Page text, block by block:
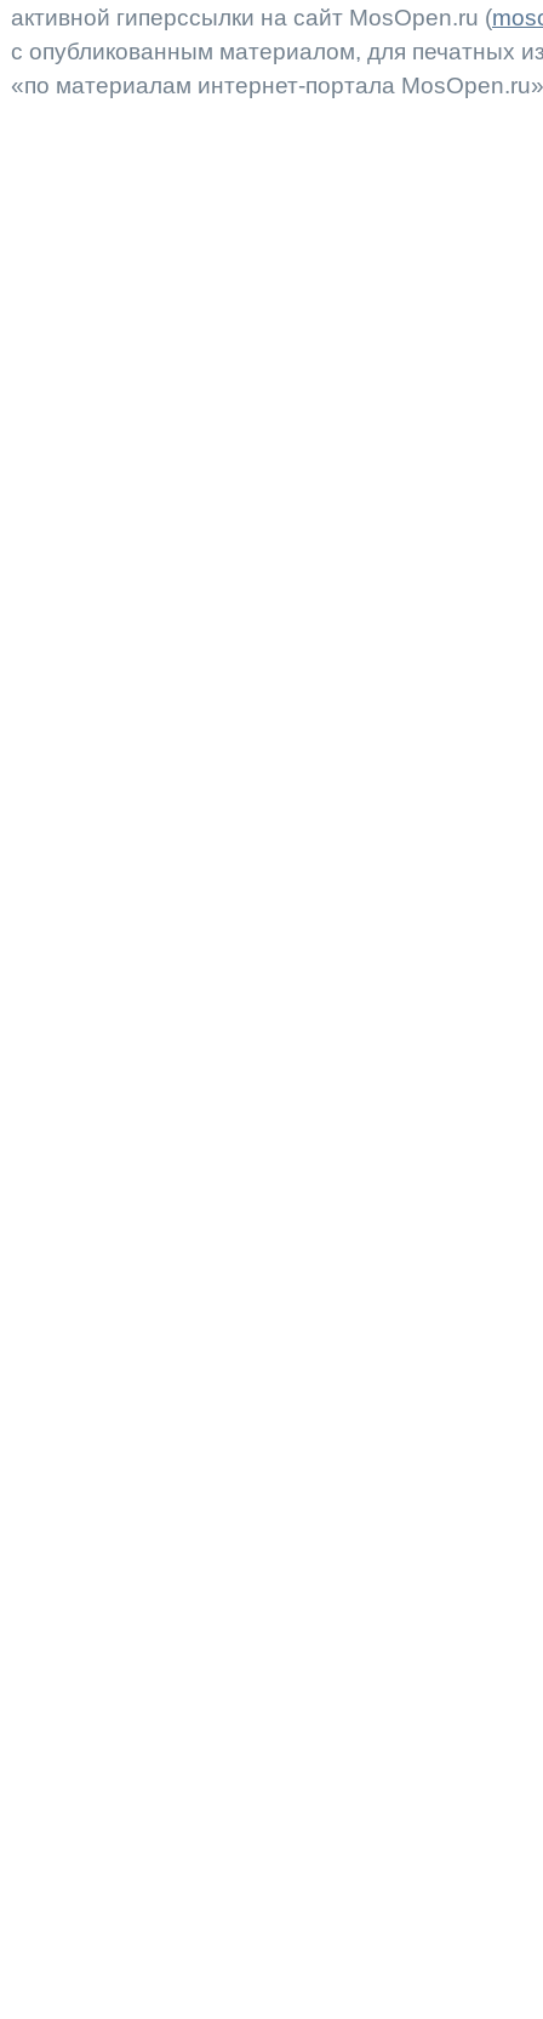
активной гиперссылки на сайт MosOpen.ru (
с опубликованным материалом, для печатных
«по материалам интернет-портала